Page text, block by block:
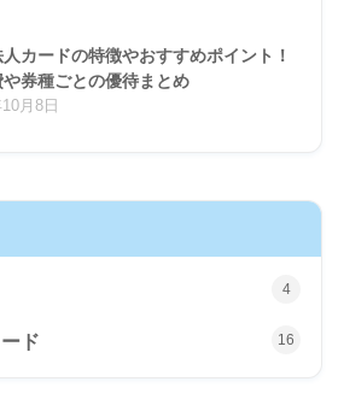
カードの特徴やおすすめポイント！
券種ごとの優待まとめ
月8日
4
ド 16